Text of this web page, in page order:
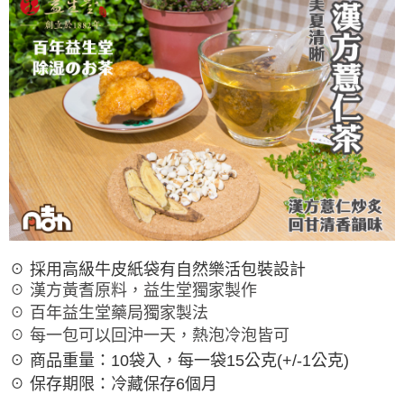
☉ 採用高級牛皮紙袋有自然樂活包裝設計
☉ 漢方黃耆原料，益生堂獨家製作
☉ 百年益生堂藥局獨家製法
☉ 每一包可以回沖一天，熱泡冷泡皆可
☉ 商品重量：10袋入，每一袋15公克(+/-1公克)
☉ 保存期限：冷藏保存6個月